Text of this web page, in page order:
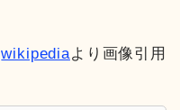
wikipediaより画像引用